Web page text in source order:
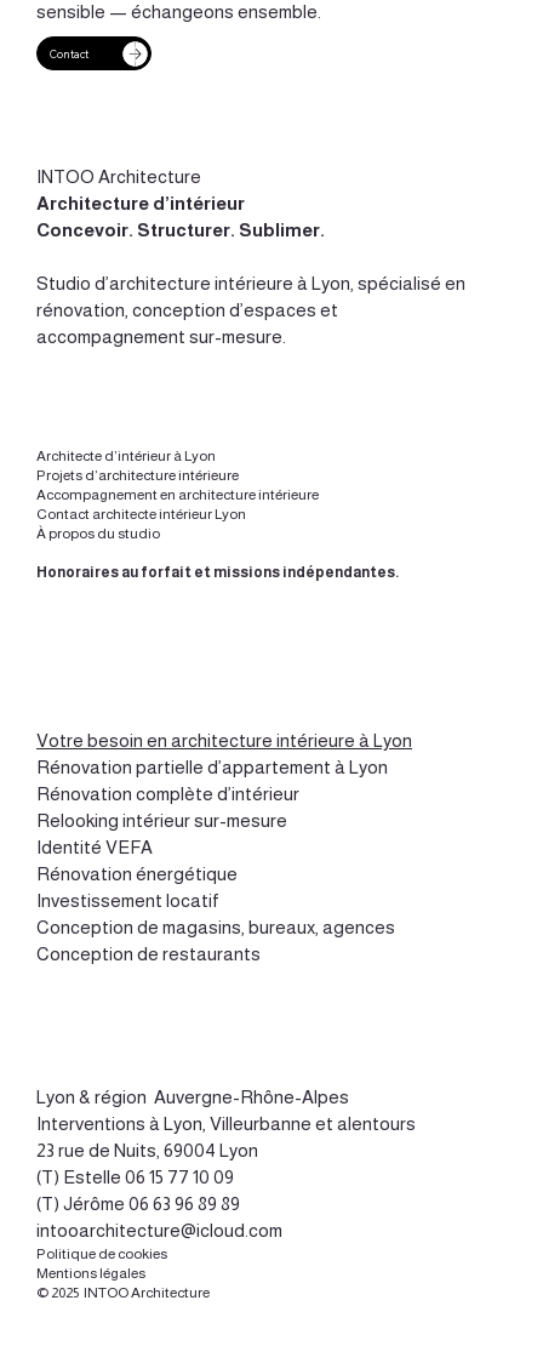
sensible — échangeons ensemble.
Contact
d’intérieur
INTOO Architecture
Architecture d’intérieur
Concevoir. Structurer. Sublimer.
Studio d’architecture intérieure à Lyon , spécialisé en
rénovation, conception d’espaces et
accompagnement sur-mesure.
Architecte d’intérieur à Lyon
Projets d’architecture intérieure
Accompagnement en architecture intérieure
Contact architecte intérieur Lyon
À propos du studio
Honoraires au forfait et missions indépendantes.
Votre besoin en architecture intérieure à Lyon
Rénovation partielle d’appartement à Lyon
Rénovation complète d’intérieur
Relooking intérieur sur-mesure
Identité VEFA
Rénovation énergétique
Investissement locatif
Conception de magasins, bureaux, agences
Conception de restaurants
Lyon & région Auvergne-Rhône-Alpes
Interventions à Lyon, Villeurbanne et alentours
23 rue de Nuits, 69004 Lyon
(T) Estelle 06 15 77 10 09
(T) Jérôme 06 63 96 89 89
intooarchitecture@icloud.com
Politique de cookies
Mentions légales
© 2025 INTOO Architecture